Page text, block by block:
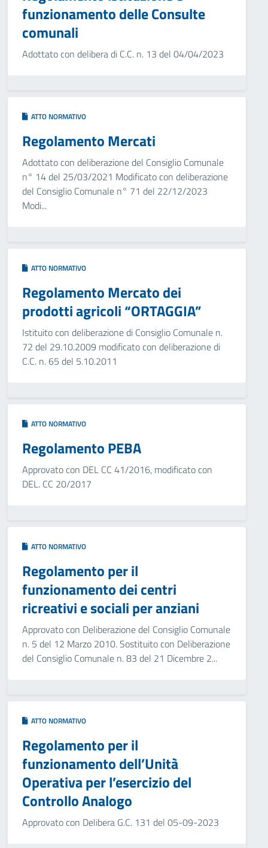
funzionamento delle Consulte
comunali
Adottato con delibera di C.C. n. 13 del 04/04/2023
ATTO NORMATIVO
Regolamento Mercati
Adottato con deliberazione del Consiglio Comunale
n° 14 del 25/03/2021 Modificato con deliberazione
del Consiglio Comunale n° 71 del 22/12/2023
Modi...
ATTO NORMATIVO
Regolamento Mercato dei
prodotti agricoli “ORTAGGIA”
Istituito con deliberazione di Consiglio Comunale n.
72 del 29.10.2009 modificato con deliberazione di
C.C. n. 65 del 5.10.2011
ATTO NORMATIVO
Regolamento PEBA
Approvato con DEL CC 41/2016, modificato con
DEL. CC 20/2017
ATTO NORMATIVO
Regolamento per il
funzionamento dei centri
ricreativi e sociali per anziani
Approvato con Deliberazione del Consiglio Comunale
n. 5 del 12 Marzo 2010. Sostituito con Deliberazione
del Consiglio Comunale n. 83 del 21 Dicembre 2...
ATTO NORMATIVO
Regolamento per il
funzionamento dell’Unità
Operativa per l’esercizio del
Controllo Analogo
Approvato con Delibera G.C. 131 del 05-09-2023